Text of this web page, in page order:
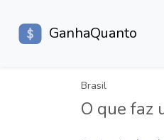
GanhaQuanto
Brasil
O que faz